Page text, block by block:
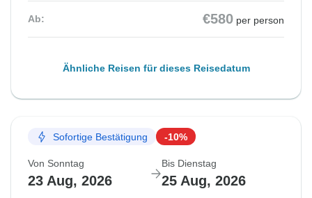
Ab: €580 per person
Ähnliche Reisen für dieses Reisedatum
Sofortige Bestätigung -10%
Von Sonntag
23 Aug, 2026
Bis Dienstag
25 Aug, 2026